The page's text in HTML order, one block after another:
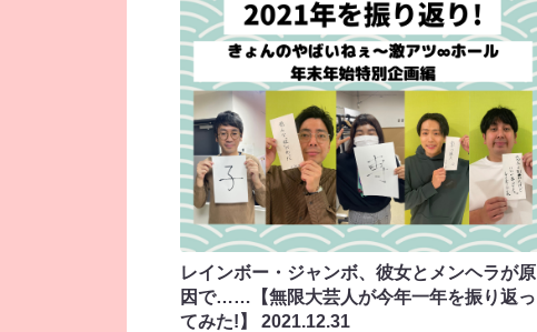
レインボー・ジャンボ、彼女とメンヘラが原
因で……【無限大芸人が今年一年を振り返っ
てみた!】 2021.12.31